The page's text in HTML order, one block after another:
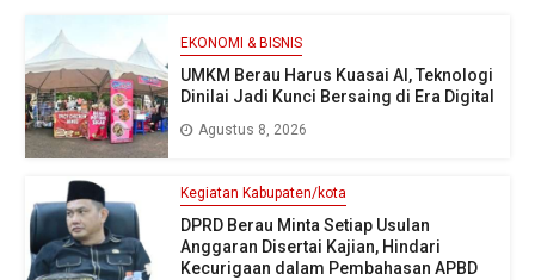
EKONOMI & BISNIS
UMKM Berau Harus Kuasai AI, Teknologi
Dinilai Jadi Kunci Bersaing di Era Digital
Agustus 8, 2026
Kegiatan Kabupaten/kota
DPRD Berau Minta Setiap Usulan
Anggaran Disertai Kajian, Hindari
Kecurigaan dalam Pembahasan APBD